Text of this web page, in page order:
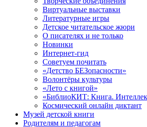
Виртуальные выставки
Литературные игры
Детское читательское жюри
О писателях и не только
Новинки
Интернет-гид
Советуем почитать
«Детство БЕЗопасности»
Волонтёры культуры
«Лето с книгой»
«БиблиоКИТ: Книга.
Космический онлайн диктант
Музей детской книги
Родителям и педагогам